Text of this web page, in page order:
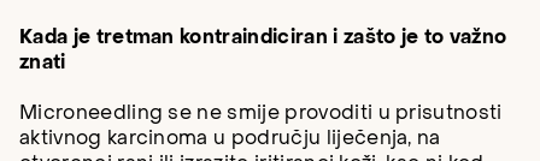
Kada je tretman kontraindiciran i zašto je to važno
znati
Microneedling se ne smije provoditi u prisutnosti
aktivnog karcinoma u području liječenja, na